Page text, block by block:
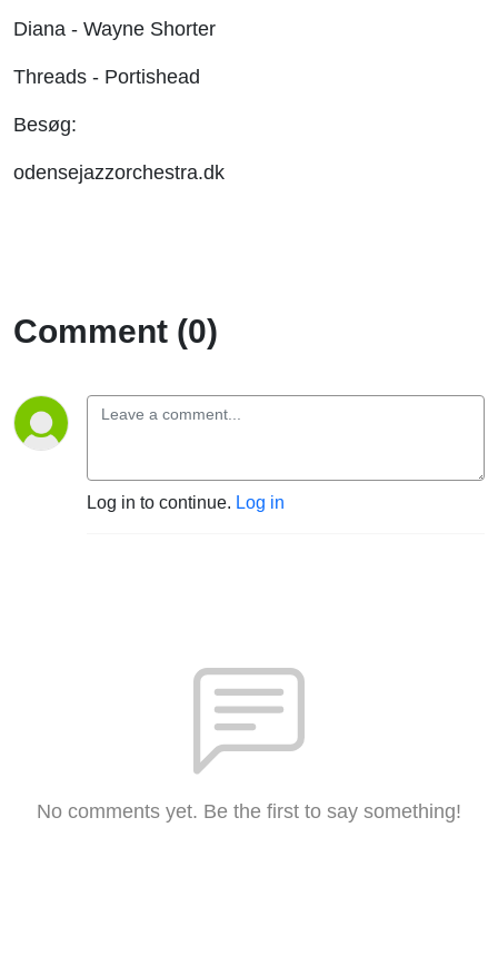
Diana - Wayne Shorter
Threads - Portishead
Besøg:
odensejazzorchestra.dk
Comment (0)
Log in to continue. Log in
No comments yet. Be the first to say something!